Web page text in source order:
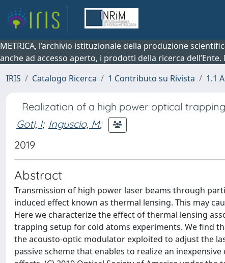
METRICA, l’archivio istituzionale della produzione
anche ad accesso aperto, i prodotti della ricerca
IRIS
Catalogo Ricerca 1 Contributo su Rivista 1.1
Realization of a high power optical
Goti, I; Inguscio, M;
2019
Abstract
Transmission of high power laser beams through
induced effect known as thermal lensing. This may
Here we characterize the effect of thermal lensing
trapping setup for cold atoms experiments. We find
the acousto-optic modulator exploited to adjust the
passive scheme that enables to realize an